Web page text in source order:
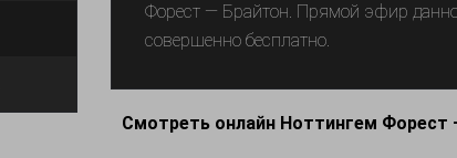
Форест — Брайтон. Прямой эфир
совершенно бесплатно.
Смотреть онлайн Ноттингем Форест